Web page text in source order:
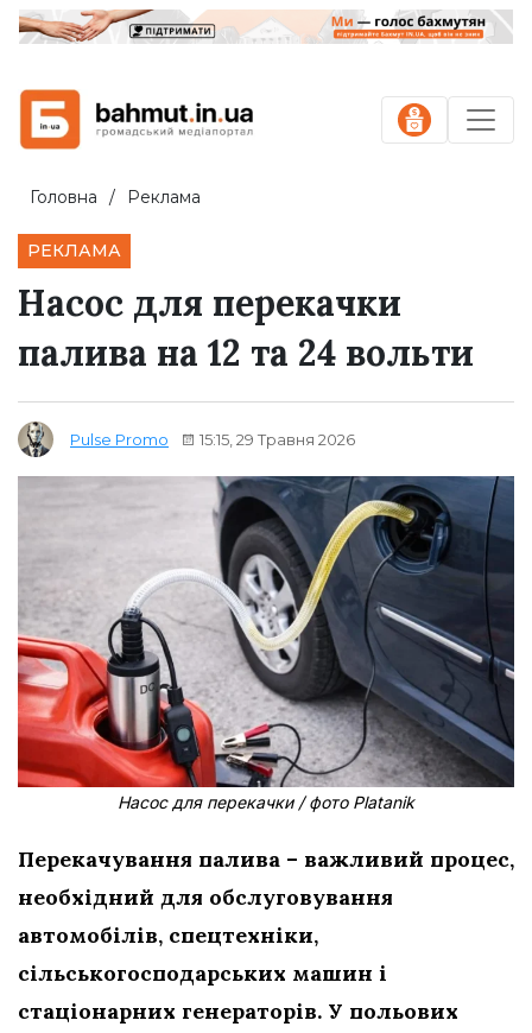
Головна Реклама
РЕКЛАМА
Насос для перекачки
палива на 12 та 24 вольти
Pulse Promo 15:15, 29 Травня 2026
Насос для перекачки / фото Platanik
Перекачування палива – важливий процес,
необхідний для обслуговування
автомобілів, спецтехніки,
сільськогосподарських машин і
стаціонарних генераторів. У польових